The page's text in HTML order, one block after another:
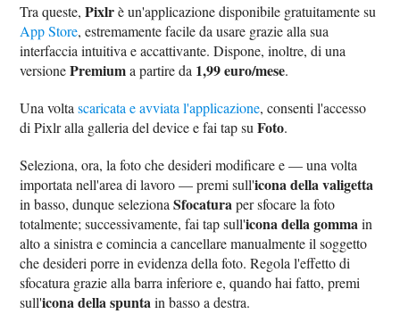
Tra queste,Pixlrè un'applicazione disponibile gratuitamente su
App Store, estremamente facile da usare grazie alla sua
interfaccia intuitiva e accattivante. Dispone, inoltre, di una
versionePremiuma partire da 1,99 euro/mese.
Una voltascaricata e avviata l'applicazione, consenti l'accesso
di Pixlr alla galleria del device e fai tap suFoto.
Seleziona, ora, la foto che desideri modificare e — una volta
importata nell'area di lavoro — premi sull'icona della valigetta
in basso, dunque selezionaSfocaturaper sfocare la foto
totalmente; successivamente, fai tap sull'icona della gommain
alto a sinistra e comincia a cancellare manualmente il soggetto
che desideri porre in evidenza della foto. Regola l'effetto di
sfocatura grazie alla barra inferiore e, quando hai fatto, premi
sull'icona della spuntain basso a destra.